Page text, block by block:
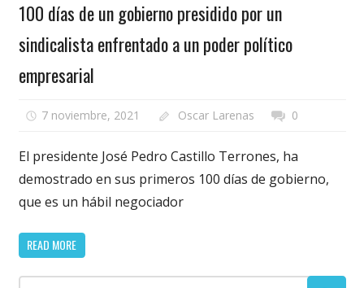
100 días de un gobierno presidido por un
sindicalista enfrentado a un poder político
empresarial
7 noviembre, 2021 Oscar Larenas 0
El presidente José Pedro Castillo Terrones, ha
demostrado en sus primeros 100 días de gobierno,
que es un hábil negociador
READ MORE